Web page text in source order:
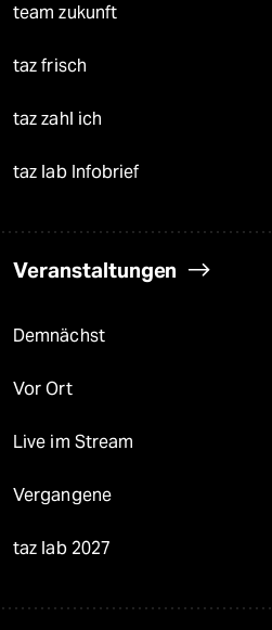
team zukunft
taz frisch
taz zahl ich
taz lab Infobrief
Veranstaltungen
Demnächst
Vor Ort
Live im Stream
Vergangene
taz lab 2027